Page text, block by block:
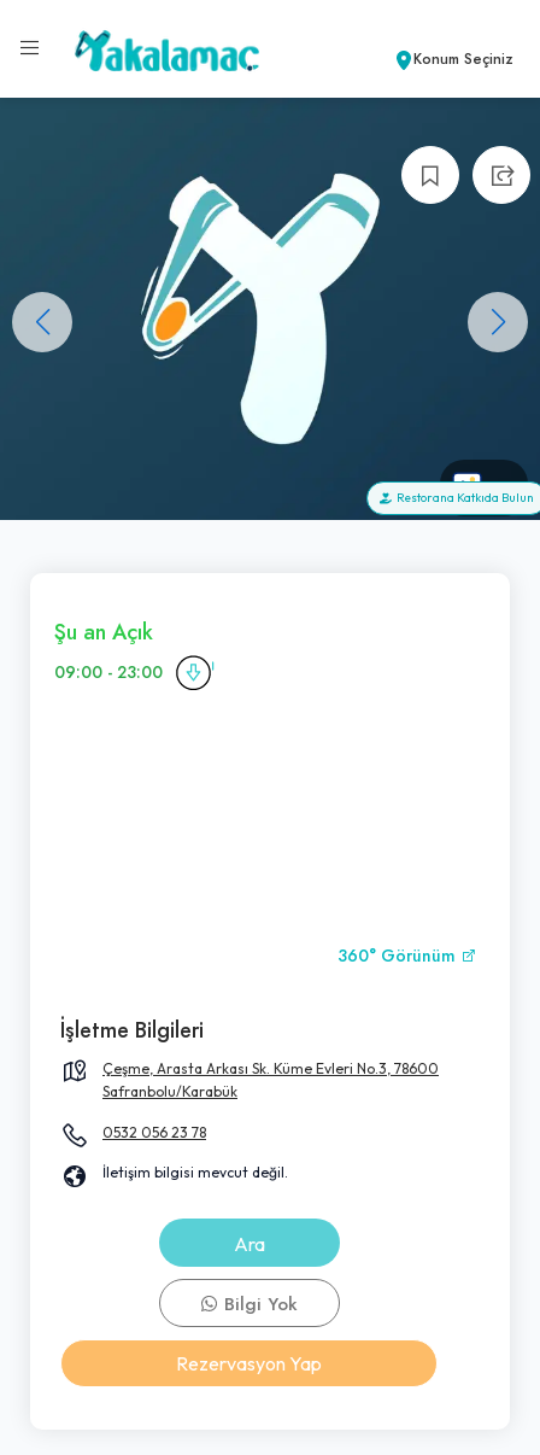
Konum Seçiniz
+0
Restorana Katkıda Bulun
Şu an Açık
09:00 - 23:00
360° Görünüm
İşletme Bilgileri
Çeşme, Arasta Arkası Sk. Küme Evleri No.3, 78600
Safranbolu/Karabük
0532 056 23 78
İletişim bilgisi mevcut değil.
Ara
Bilgi Yok
Rezervasyon Yap